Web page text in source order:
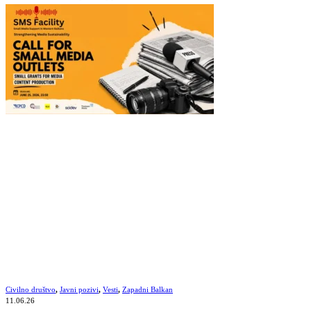
Civilno društvo, Javni pozivi, Vesti, Zapadni Balkan
11.06.26